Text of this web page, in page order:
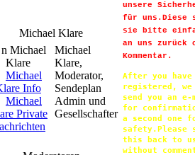
Michael Klare
Michael
Klare,
Moderator,
Sendeplan
Admin und
Gesellschafter
unsere
für uns. Diese
sie bitte
an uns zurück
Kommentar.
After you have
registered,
send you an e-
for
a second one
safety.Please
this back to
without